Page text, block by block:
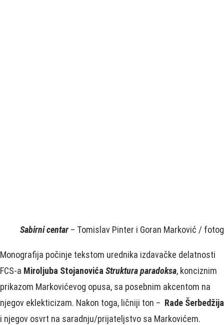
Sabirni centar – Tomislav Pinter i Goran Marković /
Monografija počinje tekstom urednika izdavačke delatnosti
FCS-a Miroljuba StojanovićaStruktura paradoksa, konciznim
prikazom Markovićevog opusa, sa posebnim akcentom na
njegov eklekticizam. Nakon toga, ličniji ton – Rade Šerbedžija
i njegov osvrt na saradnju/prijateljstvo sa Markovićem.